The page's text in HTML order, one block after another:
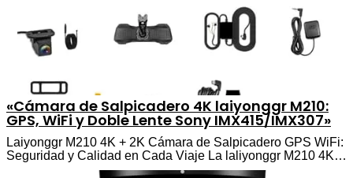
«Cámara de Salpicadero 4K laiyonggr M210:
GPS, WiFi y Doble Lente Sony IMX415/IMX307»
Laiyonggr M210 4K + 2K Cámara de Salpicadero GPS WiFi:
Seguridad y Calidad en Cada Viaje La laliyonggr M210 4K…